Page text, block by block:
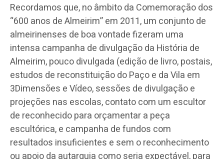
Recordamos que, no âmbito da Comemoração dos
“600 anos de Almeirim” em 2011, um conjunto de
almeirinenses de boa vontade fizeram uma
intensa campanha de divulgação da História de
Almeirim, pouco divulgada (edição de livro, postais,
estudos de reconstituição do Paço e da Vila em
3Dimensões e Vídeo, sessões de divulgação e
projeções nas escolas, contato com um escultor
de reconhecido para orçamentar a peça
escultórica, e campanha de fundos com
resultados insuficientes e sem o reconhecimento
ou apoio da autarquia como seria expectável, para